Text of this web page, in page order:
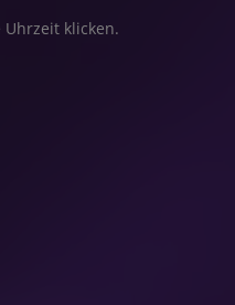
Uhrzeit klicken.